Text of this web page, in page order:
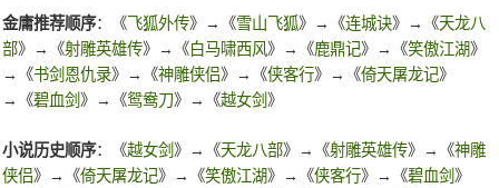
金庸推荐顺序：《飞狐外传》→《雪山飞狐》→《连城诀》→《天龙八
部》→《射雕英雄传》→《白马啸西风》→《鹿鼎记》→《笑傲江湖》
→《书剑恩仇录》→《神雕侠侣》→《侠客行》→《倚天屠龙记》
→《碧血剑 》→《鸳鸯刀》→《越女剑 》
小说历史顺序：《越女剑 》→《天龙八部》→《射雕英雄传》→《神雕
侠侣》→《倚天屠龙记》→《笑傲江湖》→《侠客行》→《碧血剑 》